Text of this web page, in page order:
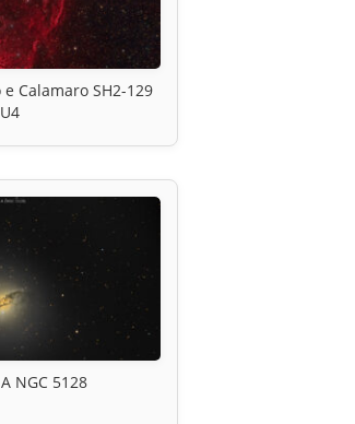
Calamaro SH2-129
NGC 5128